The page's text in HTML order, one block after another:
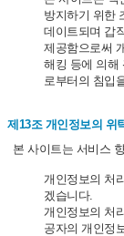
방지하기 위한
데이트되며 갑
제공함으로써
해킹 등에 의해
로부터의 침입
제13조 개인정보의 위
본 사이트는 서비스
개인정보의 처
겠습니다.
개인정보의 처
공자의 개인정